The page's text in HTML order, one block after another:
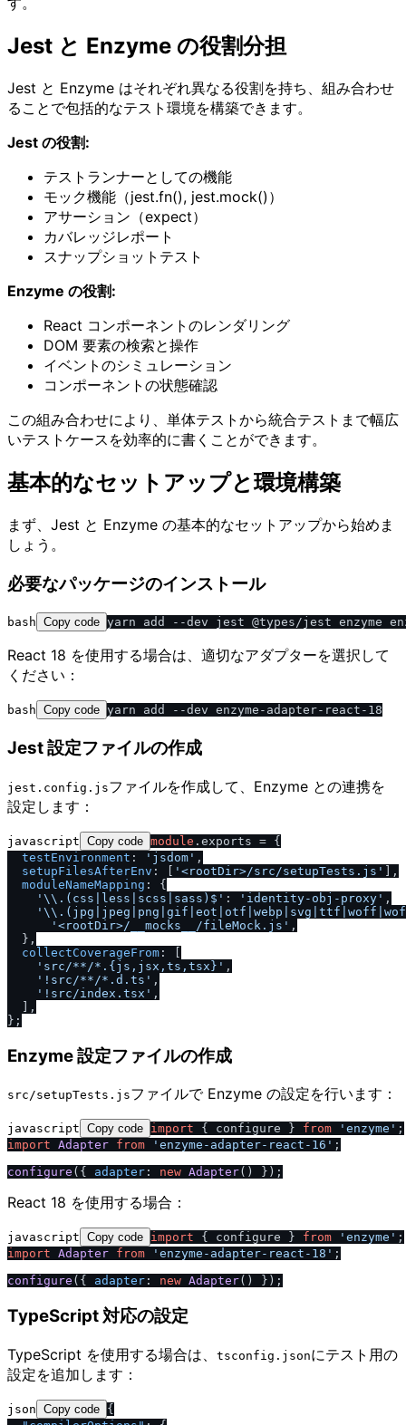
Jest と Enzyme の役割分担
Jest と Enzyme はそれぞれ異なる役割を持ち、組み合わせ
ることで包括的なテスト環境を構築できます。
Jest の役割:
テストランナーとしての機能
モック機能（jest.fn(), jest.mock()）
アサーション（expect）
カバレッジレポート
スナップショットテスト
Enzyme の役割:
React コンポーネントのレンダリング
DOM 要素の検索と操作
イベントのシミュレーション
コンポーネントの状態確認
この組み合わせにより、単体テストから統合テストまで幅広
いテストケースを効率的に書くことができます。
基本的なセットアップと環境構築
まず、Jest と Enzyme の基本的なセットアップから始めま
しょう。
必要なパッケージのインストール
bash Copy code
React 18 を使用する場合は、適切なアダプターを選択して
ください：
bash Copy code
Jest 設定ファイルの作成
jest.config.jsファイルを作成して、Enzyme との連携を
設定します：
javascript Copy code module . exports = {
testEnvironment : 'jsdom' ,
setupFilesAfterEnv : [ '<rootDir>/src /setupTests.js'
],
moduleNameMapping : {
'\\.(css|less|scss|sass)$' : 'identity-obj-proxy' ,
'<rootDir>/ __mocks__ /fileMock.js' ,
  },
collectCoverageFrom : [
'src /** /*.{js,jsx,ts,tsx}' ,
'!src /** /*.d.ts' ,
'!src /index.tsx' ,
  ],
Enzyme 設定ファイルの作成
src​/​setupTests.jsファイルで Enzyme の設定を行います：
javascript Copy code import { configure } from 'enzyme'
import Adapter from 'enzyme-adapter-react-16' ;
configure ({ adapter : new Adapter
React 18 を使用する場合：
javascript Copy code import { configure } from 'enzyme'
import Adapter from 'enzyme-adapter-react-18' ;
configure ({ adapter : new Adapter
TypeScript 対応の設定
TypeScript を使用する場合は、 tsconfig.jsonにテスト用の
設定を追加します：
json Copy code {